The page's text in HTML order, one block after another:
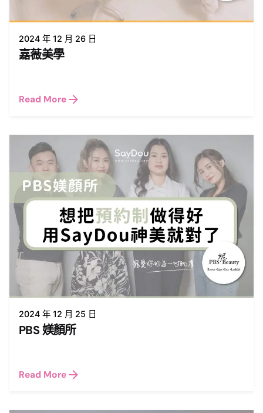
2024 年 12 月 26 日
嘉薇美學
Read More
2024 年 12 月 25 日
PBS 媄顏所
Read More